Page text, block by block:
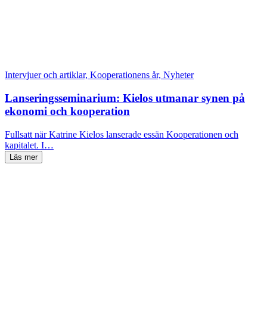
Intervjuer och artiklar, Kooperationens år, Nyheter
Lanseringsseminarium: Kielos utmanar synen på
ekonomi och kooperation
Fullsatt när Katrine Kielos lanserade essän Kooperationen och
kapitalet. I…
Läs mer